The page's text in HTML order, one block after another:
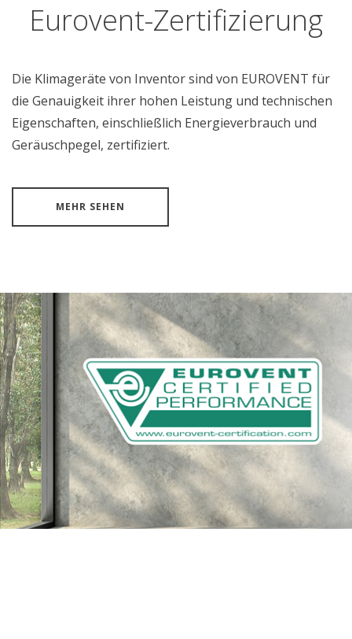
Eurovent-Zertifizierung
Die Klimageräte von Inventor sind von EUROVENT für
die Genauigkeit ihrer hohen Leistung und technischen
Eigenschaften, einschließlich Energieverbrauch und
Geräuschpegel, zertifiziert.
MEHR SEHEN